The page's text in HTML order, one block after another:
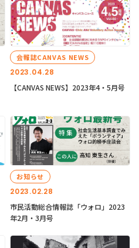
2023.04.28
会報誌CANVAS NEWS
【CANVAS NEWS】2023年4・5月号
2023.02.28
お知らせ
市民活動総合情報誌「ウォロ」2023
年2月・3月号